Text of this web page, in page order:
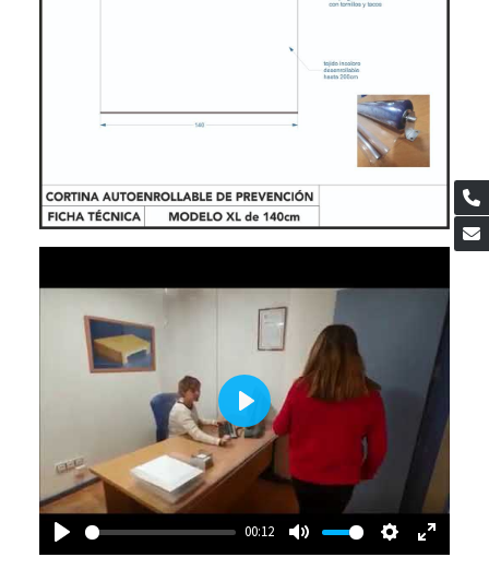
Play
00:12
Mute Settings
Enter
Play